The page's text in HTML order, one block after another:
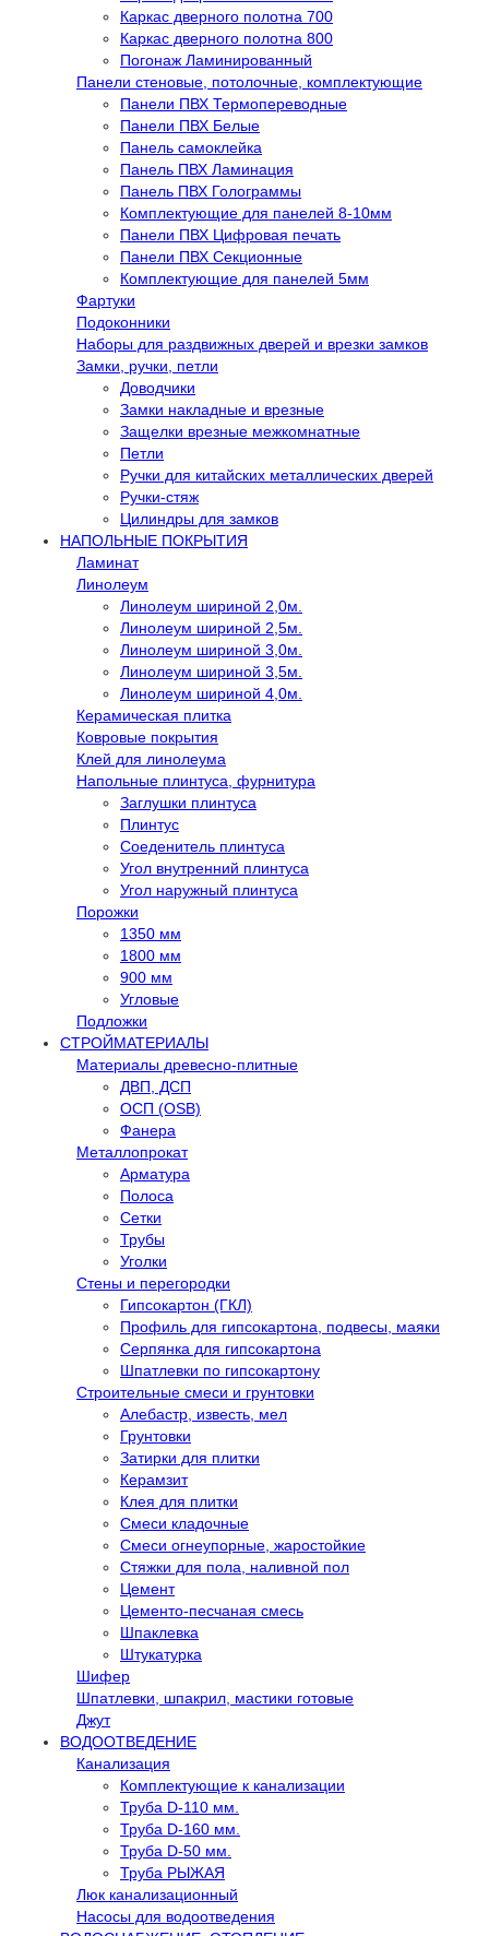
Каркас дверного полотна 700
Каркас дверного полотна 800
Погонаж Ламинированный
Панели стеновые, потолочные, комплектующие
Панели ПВХ Термопереводные
Панели ПВХ Белые
Панель самоклейка
Панель ПВХ Ламинация
Панель ПВХ Голограммы
Комплектующие для панелей 8-10мм
Панели ПВХ Цифровая печать
Панели ПВХ Секционные
Комплектующие для панелей 5мм
Фартуки
Подоконники
Наборы для раздвижных дверей и врезки замков
Замки, ручки, петли
Доводчики
Замки накладные и врезные
Защелки врезные межкомнатные
Петли
Ручки для китайских металлических дверей
Ручки-стяж
Цилиндры для замков
НАПОЛЬНЫЕ ПОКРЫТИЯ
Ламинат
Линолеум
Линолеум шириной 2,0м.
Линолеум шириной 2,5м.
Линолеум шириной 3,0м.
Линолеум шириной 3,5м.
Линолеум шириной 4,0м.
Керамическая плитка
Ковровые покрытия
Клей для линолеума
Напольные плинтуса, фурнитура
Заглушки плинтуса
Плинтус
Соеденитель плинтуса
Угол внутренний плинтуса
Угол наружный плинтуса
Порожки
1350 мм
1800 мм
900 мм
Угловые
Подложки
СТРОЙМАТЕРИАЛЫ
Материалы древесно-плитные
ДВП, ДСП
ОСП (OSB)
Фанера
Металлопрокат
Арматура
Полоса
Сетки
Трубы
Уголки
Стены и перегородки
Гипсокартон (ГКЛ)
Профиль для гипсокартона, подвесы, маяки
Серпянка для гипсокартона
Шпатлевки по гипсокартону
Строительные смеси и грунтовки
Алебастр, известь, мел
Грунтовки
Затирки для плитки
Керамзит
Клея для плитки
Смеси кладочные
Смеси огнеупорные, жаростойкие
Стяжки для пола, наливной пол
Цемент
Цементо-песчаная смесь
Шпаклевка
Штукатурка
Шифер
Шпатлевки, шпакрил, мастики готовые
Джут
ВОДООТВЕДЕНИЕ
Канализация
Комплектующие к канализации
Труба D-110 мм.
Труба D-160 мм.
Труба D-50 мм.
Труба РЫЖАЯ
Люк канализационный
Насосы для водоотведения